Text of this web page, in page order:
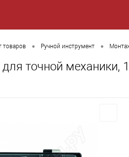
товаров • Ручной инструмент •
точной механики,